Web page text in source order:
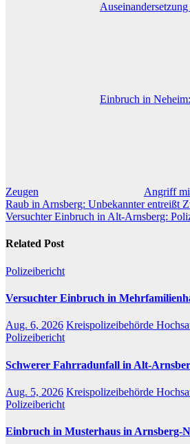
Einbruch in
Zeugen Angriff
Beitragsnavigation
Raub in Arnsberg: Unbekannter entreißt
Versuchter Einbruch in Alt-Arnsberg:
Related Post
Polizeibericht
Versuchter Einbruch in
Aug. 6, 2026 Kreispolizeibehörde
Polizeibericht
Schwerer Fahrradunfall in Alt-
Aug. 5, 2026 Kreispolizeibehörde
Polizeibericht
Einbruch in Musterhaus in Arnsberg-